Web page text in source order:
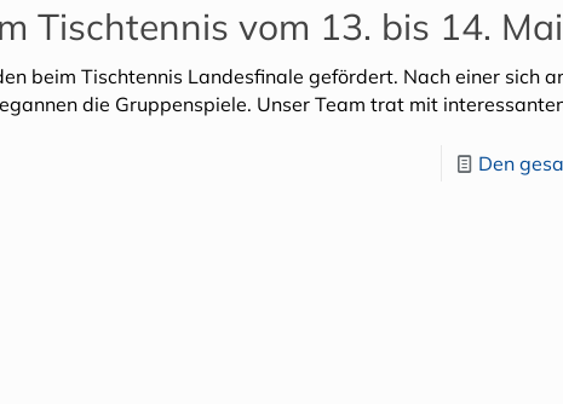
Tischtennis vom 13. bis 14.
beim Tischtennis Landesfinale gefördert. Nach einer sich
die Gruppenspiele. Unser Team trat mit
Den